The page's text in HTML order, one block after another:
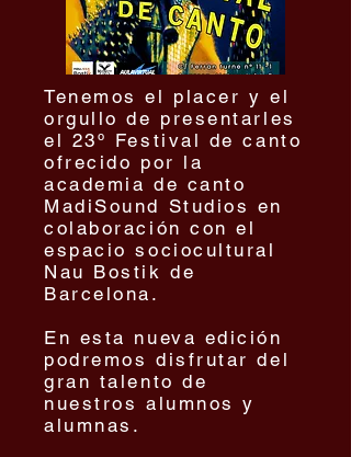
Tenemos el placer y el
orgullo de presentarles
el 23º Festival de canto
ofrecido por la
academia de canto
MadiSound Studios en
colaboración con el
espacio sociocultural
Nau Bostik de
Barcelona.
En esta nueva edición
podremos disfrutar del
gran talento de
nuestros alumnos y
alumnas.